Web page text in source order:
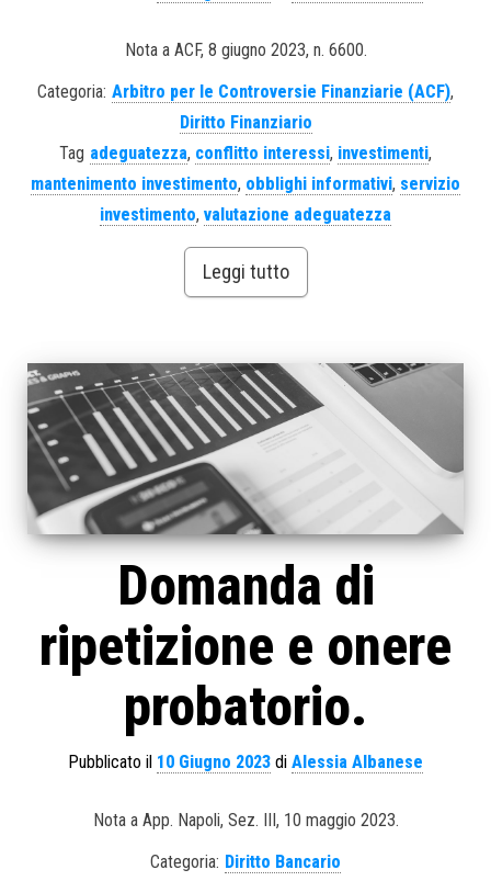
Nota a ACF, 8 giugno 2023, n. 6600.
Categoria: Arbitro per le Controversie Finanziarie (ACF),
Diritto Finanziario
Tag adeguatezza, conflitto interessi, investimenti,
mantenimento investimento, obblighi informativi, servizio
investimento, valutazione adeguatezza
Leggi tutto
Domanda di
ripetizione e onere
probatorio.
Pubblicato il 10 Giugno 2023 di Alessia Albanese
Nota a App. Napoli, Sez. III, 10 maggio 2023.
Categoria: Diritto Bancario